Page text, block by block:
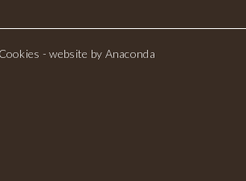
Cookies - website by Anaconda